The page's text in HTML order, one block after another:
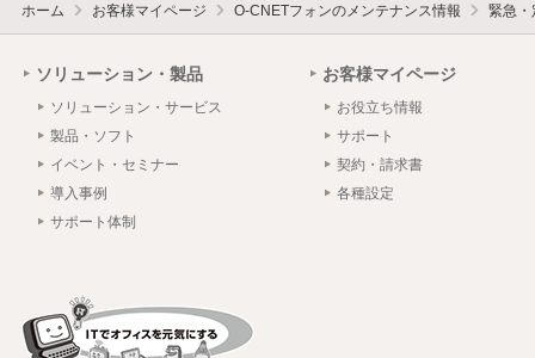
ホーム お客様マイページ O-CNETフォンのメンテナンス情報 緊急・
ソリューション・製品
ソリューション・サービス
製品・ソフト
イベント・セミナー
導入事例
サポート体制
お客様マイページ
お役立ち情報
サポート
契約・請求書
各種設定